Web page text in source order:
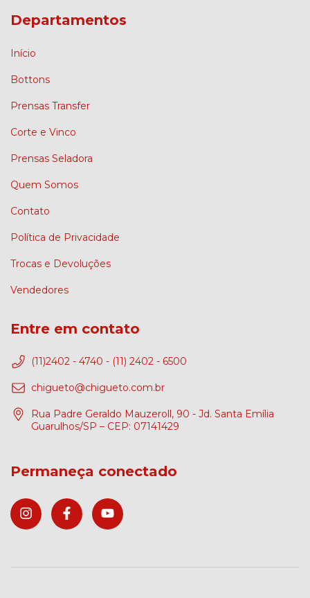
Departamentos
Início
Bottons
Prensas Transfer
Corte e Vinco
Prensas Seladora
Quem Somos
Contato
Política de Privacidade
Trocas e Devoluções
Vendedores
Entre em contato
(11)2402 - 4740 - (11) 2402 - 6500
chigueto@chigueto.com.br
Rua Padre Geraldo Mauzeroll, 90 - Jd. Santa Emília
Guarulhos/SP – CEP: 07141429
Permaneça conectado